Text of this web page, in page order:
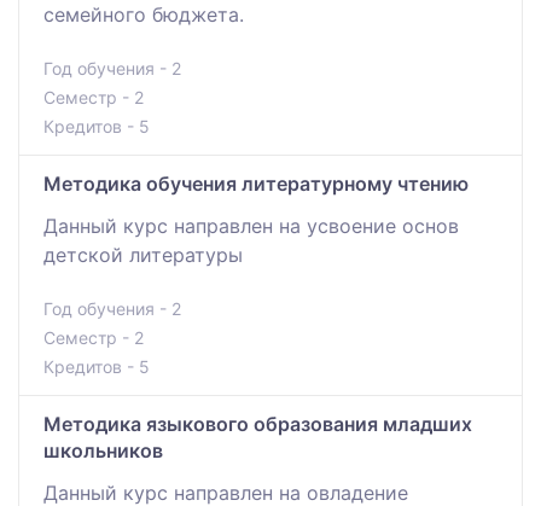
семейного бюджета.
Год обучения - 2
Семестр - 2
Кредитов - 5
Методика обучения литературному чтению
Данный курс направлен на усвоение основ
детской литературы
Год обучения - 2
Семестр - 2
Кредитов - 5
Методика языкового образования младших
школьников
Данный курс направлен на овладение